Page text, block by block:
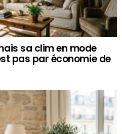
sa clim en mode
pas par économie de